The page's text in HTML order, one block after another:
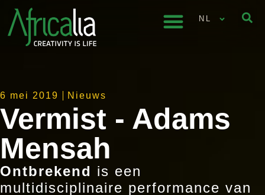
NL
6 mei 2019 Nieuws
Vermist - Adams
Mensah
Ontbrekend is een
multidisciplinaire performance van